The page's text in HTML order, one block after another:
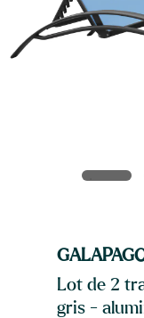
Lot de 2
gris -